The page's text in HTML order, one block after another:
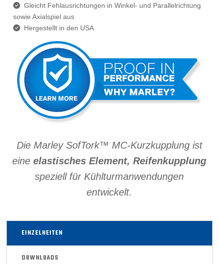
Gleicht Fehlausrichtungen in Winkel- und Parallelrichtung
sowie Axialspiel aus
Hergestellt in den USA
Die Marley SofTork™ MC-Kurzkupplung ist
eineelastisches Element, Reifenkupplung
speziell für Kühlturmanwendungen
entwickelt.
EINZELHEITEN
DOWNLOADS